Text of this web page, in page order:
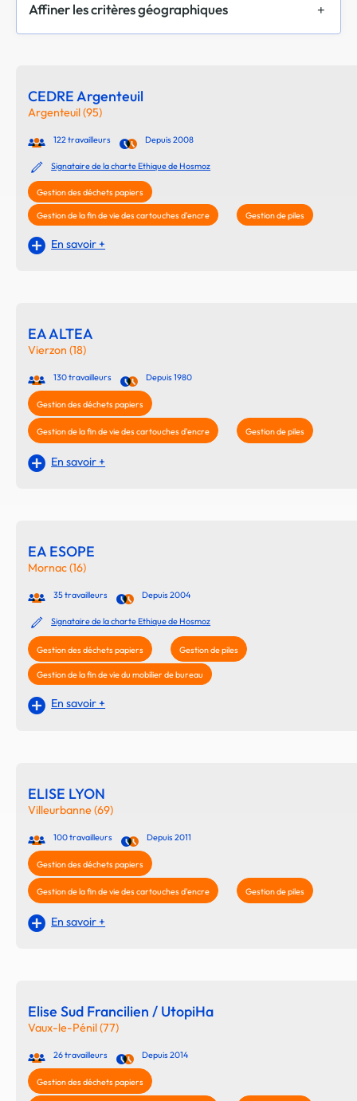
Affiner les critères géographiques
CEDRE Argenteuil
Argenteuil (95)
122 travailleurs Depuis 2008
Signataire de la charte Ethique de Hosmoz
Gestion des déchets papiers
Gestion de la fin de vie des cartouches d'encre Gestion de piles
En savoir +
EA ALTEA
Vierzon (18)
130 travailleurs Depuis 1980
Gestion des déchets papiers
Gestion de la fin de vie des cartouches d'encre Gestion de piles
En savoir +
EA ESOPE
Mornac (16)
35 travailleurs Depuis 2004
Signataire de la charte Ethique de Hosmoz
Gestion des déchets papiers Gestion de piles
Gestion de la fin de vie du mobilier de bureau
En savoir +
ELISE LYON
Villeurbanne (69)
100 travailleurs Depuis 2011
Gestion des déchets papiers
Gestion de la fin de vie des cartouches d'encre Gestion de piles
En savoir +
Elise Sud Francilien / UtopiHa
Vaux-le-Pénil (77)
26 travailleurs Depuis 2014
Gestion des déchets papiers